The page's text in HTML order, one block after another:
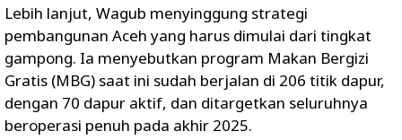
Lebih lanjut, Wagub menyinggung strategi
pembangunan Aceh yang harus dimulai dari tingkat
gampong. Ia menyebutkan program Makan Bergizi
Gratis (MBG) saat ini sudah berjalan di 206 titik dapur,
dengan 70 dapur aktif, dan ditargetkan seluruhnya
beroperasi penuh pada akhir 2025.